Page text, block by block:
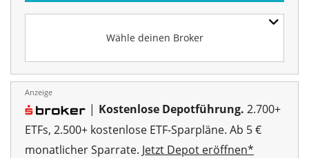
Wähle deinen Broker
Anzeige
| Kostenlose Depotführung. 2.700+
ETFs, 2.500+ kostenlose ETF-Sparpläne. Ab 5 €
monatlicher Sparrate. Jetzt Depot eröffnen*